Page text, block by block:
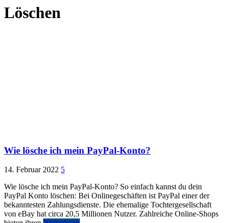
Löschen
Wie lösche ich mein PayPal-Konto?
14. Februar 2022 5
Wie lösche ich mein PayPal-Konto? So einfach kannst du dein
PayPal Konto löschen: Bei Onlinegeschäften ist PayPal einer der
bekanntesten Zahlungsdienste. Die ehemalige Tochtergesellschaft
von eBay hat circa 20,5 Millionen Nutzer. Zahlreiche Online-Shops